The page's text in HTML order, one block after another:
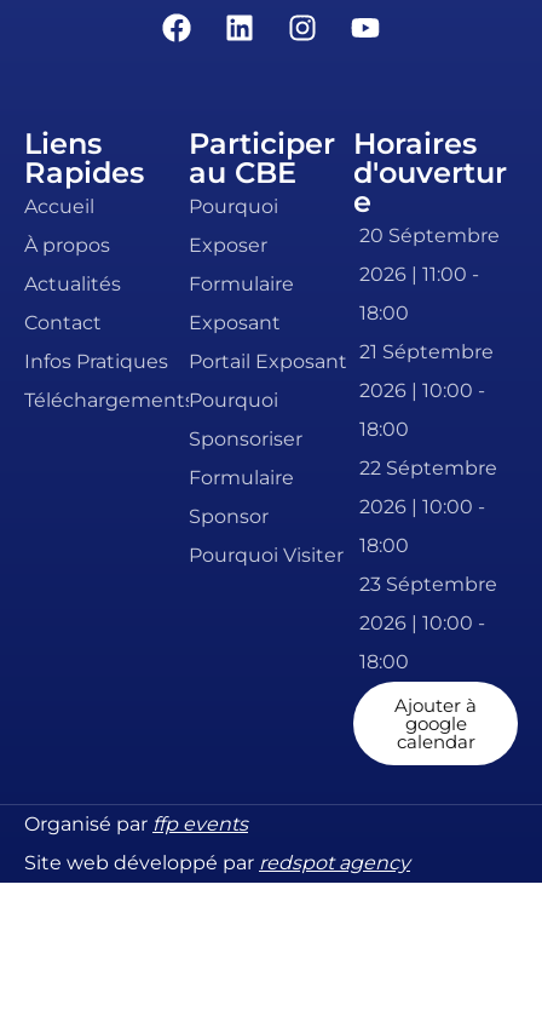
Liens
Rapides
Accueil
À propos
Actualités
Contact
Infos Pratiques
Téléchargements
Participer
au CBE
Pourquoi
Exposer
Formulaire
Exposant
Portail Exposant
Pourquoi
Sponsoriser
Formulaire
Sponsor
Pourquoi Visiter
Horaires
d'ouvertur
e
20 Séptembre
2026 | 11:00 -
18:00
21 Séptembre
2026 | 10:00 -
18:00
22 Séptembre
2026 | 10:00 -
18:00
23 Séptembre
2026 | 10:00 -
18:00
Ajouter à
google
calendar
Organisé par ffp events
Site web développé par redspot agency